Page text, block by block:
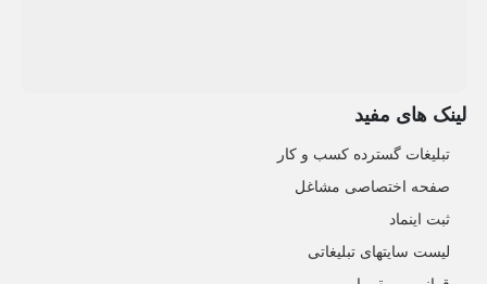
لینک های مفید
تبلیغات گسترده کسب و کار
صفحه اختصاصی مشاغل
ثبت اینماد
لیست سایتهای تبلیغاتی